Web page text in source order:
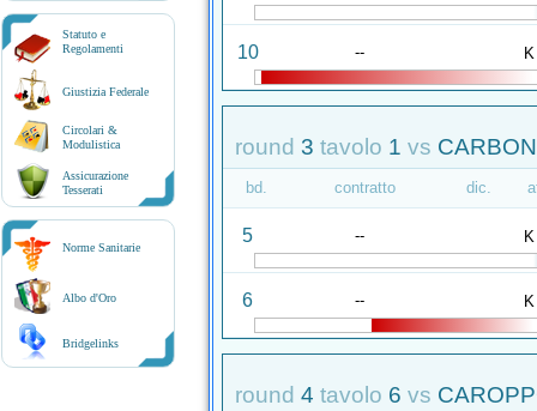
Statuto e
Regolamenti
Giustizia Federale
Circolari &
Modulistica
Assicurazione
Tesserati
Norme Sanitarie
Albo d'Oro
Bridgelinks
10 -- K
round 3 tavolo 1 vs
bd. contratto dic.
5 -- K
6 -- K
round 4 tavolo 6 vs